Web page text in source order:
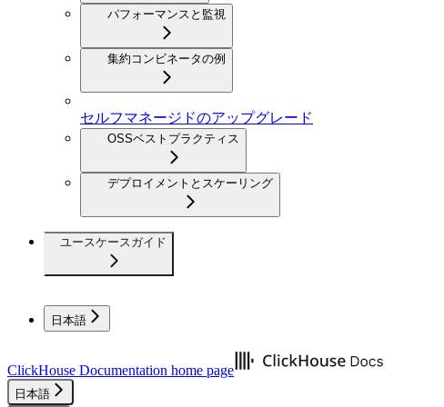
パフォーマンスと監視
集約コンビネータの例
セルフマネージドのアップグレード
OSSベストプラクティス
デプロイメントとスケーリング
ユースケースガイド
日本語
ClickHouse Documentation home page
日本語